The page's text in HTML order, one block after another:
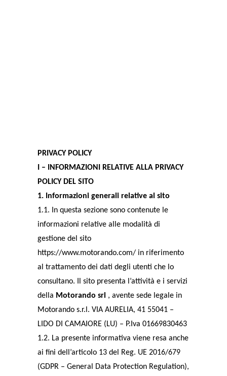
PRIVACY POLICY
I – INFORMAZIONI RELATIVE ALLA PRIVACY
POLICY DEL SITO
1. Informazioni generali relative al sito
1.1. In questa sezione sono contenute le
informazioni relative alle modalità di
gestione del sito
https://www.motorando.com/ in riferimento
al trattamento dei dati degli utenti che lo
consultano. Il sito presenta l’attività e i servizi
della Motorando srl , avente sede legale in
Motorando s.r.l. VIA AURELIA, 41 55041 –
LIDO DI CAMAIORE (LU) – P.Iva 01669830463
1.2. La presente informativa viene resa anche
ai fini dell’articolo 13 del Reg. UE 2016/679
(GDPR – General Data Protection Regulation),